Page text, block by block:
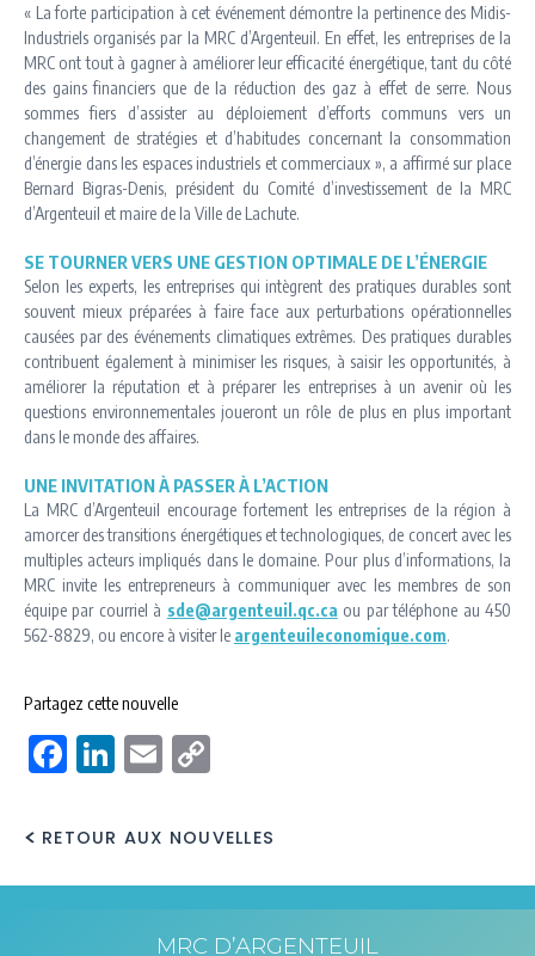
« La forte participation à cet événement démontre la pertinence des Midis-
Industriels organisés par la MRC d’Argenteuil. En effet, les entreprises de la
MRC ont tout à gagner à améliorer leur efficacité énergétique, tant du côté
des gains financiers que de la réduction des gaz à effet de serre. Nous
sommes fiers d’assister au déploiement d’efforts communs vers un
changement de stratégies et d’habitudes concernant la consommation
d’énergie dans les espaces industriels et commerciaux », a affirmé sur place
Bernard Bigras-Denis, président du Comité d’investissement de la MRC
d’Argenteuil et maire de la Ville de Lachute.
SE TOURNER VERS UNE GESTION OPTIMALE DE L’ÉNERGIE
Selon les experts, les entreprises qui intègrent des pratiques durables sont
souvent mieux préparées à faire face aux perturbations opérationnelles
causées par des événements climatiques extrêmes. Des pratiques durables
contribuent également à minimiser les risques, à saisir les opportunités, à
améliorer la réputation et à préparer les entreprises à un avenir où les
questions environnementales joueront un rôle de plus en plus important
dans le monde des affaires.
UNE INVITATION À PASSER À L’ACTION
La MRC d’Argenteuil encourage fortement les entreprises de la région à
amorcer des transitions énergétiques et technologiques, de concert avec les
multiples acteurs impliqués dans le domaine. Pour plus d’informations, la
MRC invite les entrepreneurs à communiquer avec les membres de son
équipe par courriel à sde@argenteuil.qc.ca ou par téléphone au 450
562-8829, ou encore à visiter le argenteuileconomique.com.
Partagez cette nouvelle
Facebook
LinkedIn
Email
RETOUR AUX NOUVELLES
MRC D’ARGENTEUIL